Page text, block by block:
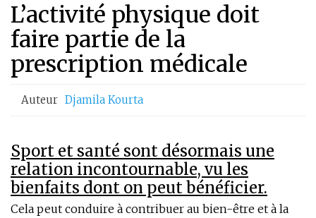
L’activité physique doit
faire partie de la
prescription médicale
Auteur Djamila Kourta
Sport et santé sont désormais une
relation incontournable, vu les
bienfaits dont on peut bénéficier.
Cela peut conduire à contribuer au bien-être et à la